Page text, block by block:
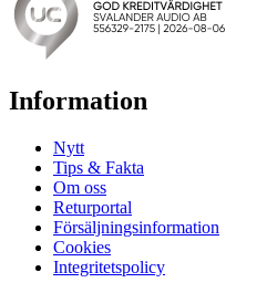
Information
Nytt
Tips & Fakta
Om oss
Returportal
Försäljningsinformation
Cookies
Integritetspolicy